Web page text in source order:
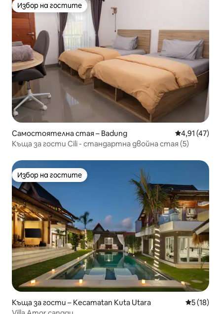
Избор на гостите
Избор на гостите
Самостоятелна стая – Badung Средна
4,91 (47)
Къща за гости Cili - стандартна двойна стая (5)
Избор на гостите
Избор на гостите
Къща за гости – Kecamatan Kuta Utara Средна
5 (18)